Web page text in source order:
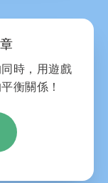
時，用遊戲
衡關係！